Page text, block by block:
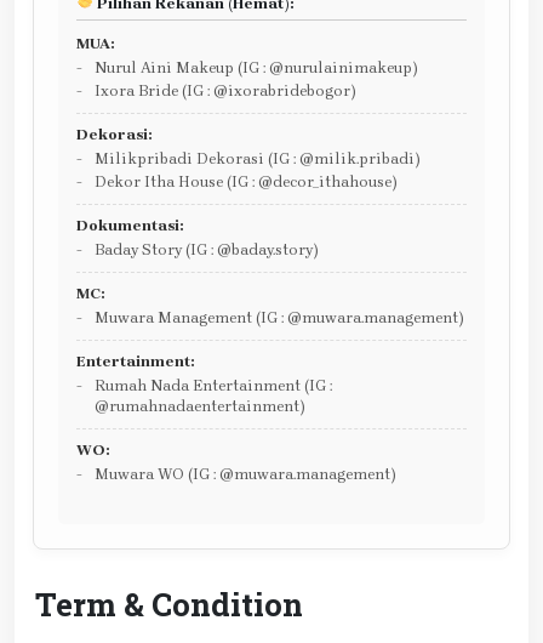
MUA:
Nurul Aini Makeup (IG : @nurulainimakeup)
Ixora Bride (IG : @ixorabridebogor)
Dekorasi:
Milikpribadi Dekorasi (IG : @milik.pribadi)
Dekor Itha House (IG : @decor_ithahouse)
Dokumentasi:
Baday Story (IG : @baday.story)
MC:
Muwara Management (IG : @muwara.management)
Entertainment:
Rumah Nada Entertainment (IG :
@rumahnadaentertainment)
WO:
Muwara WO (IG : @muwara.management)
Term & Condition